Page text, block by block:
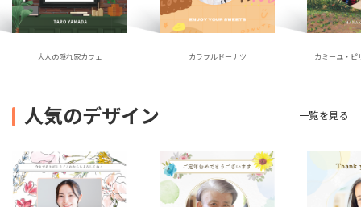
大人の隠れ家カフェ カラフルドーナツ カミーユ・ピ
人気のデザイン 一覧を見る